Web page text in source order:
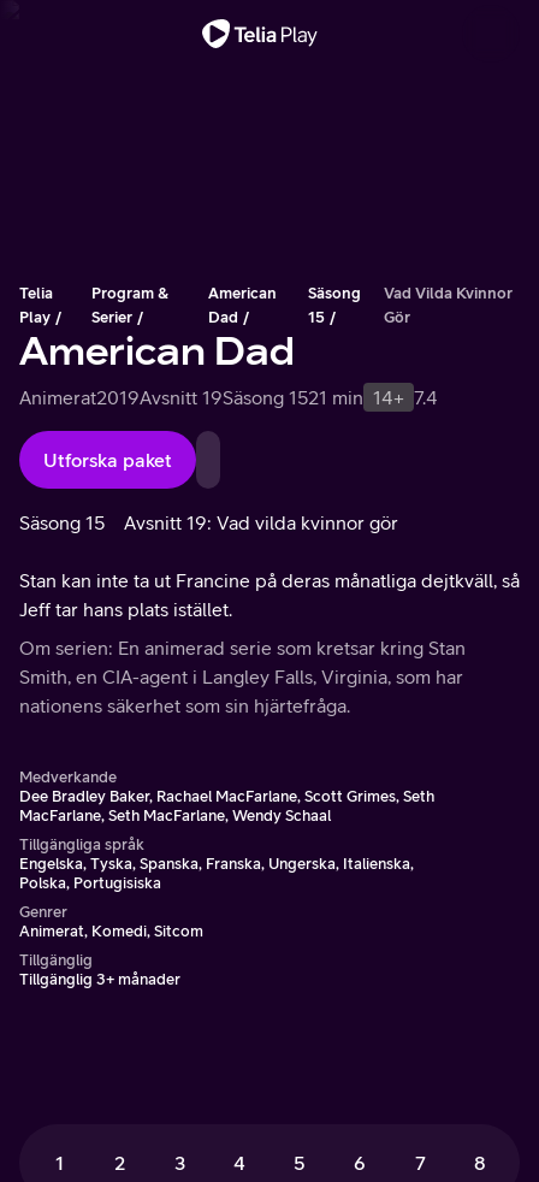
Telia
Play
Program &
Serier
American
Dad
Säsong
15
Vad Vilda Kvinnor
Gör
American Dad
Animerat2019Avsnitt 19Säsong 1521 min 14+ 7.4
Utforska paket
Säsong 15 Avsnitt 19: Vad vilda kvinnor gör
Stan kan inte ta ut Francine på deras månatliga dejtkväll, så
Jeff tar hans plats istället.
Om serien: En animerad serie som kretsar kring Stan
Smith, en CIA-agent i Langley Falls, Virginia, som har
nationens säkerhet som sin hjärtefråga.
Medverkande
Dee Bradley Baker, Rachael MacFarlane, Scott Grimes, Seth
MacFarlane, Seth MacFarlane, Wendy Schaal
Tillgängliga språk
Engelska, Tyska, Spanska, Franska, Ungerska, Italienska,
Polska, Portugisiska
Genrer
Animerat, Komedi, Sitcom
Tillgänglig
Tillgänglig 3+ månader
1 2 3 4 5 6 7 8